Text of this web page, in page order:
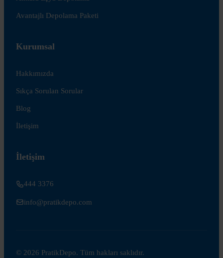
Avantajlı Depolama Paketi
Kurumsal
Hakkımızda
Sıkça Sorulan Sorular
Blog
İletişim
İletişim
444 3376
info@pratikdepo.com
© 2026 PratikDepo. Tüm hakları saklıdır.